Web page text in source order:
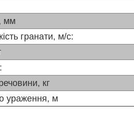
мм
гранати, м/с:
кг
ураження, м